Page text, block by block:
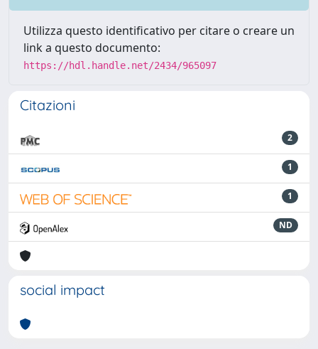
Utilizza questo identificativo per citare o creare un
link a questo documento:
https://hdl.handle.net/2434/965097
Citazioni
2
1
1
ND
social impact